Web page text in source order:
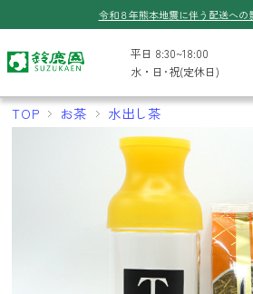
令和８年熊本地震に伴う配送への
平日 8:30~18:00
水・日･祝(定休日)
TOP お茶 水出し茶